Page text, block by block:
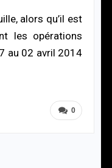
alors qu’il est
les opérations
au 02 avril 2014
0